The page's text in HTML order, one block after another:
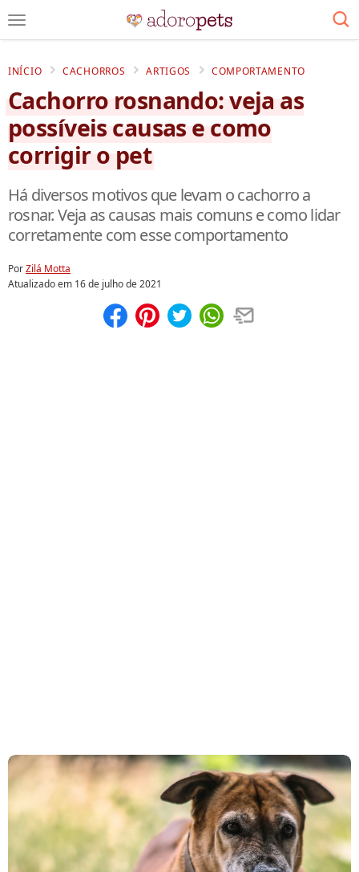
INÍCIO CACHORROS ARTIGOS COMPORTAMENTO
Cachorro rosnando: veja as
possíveis causas e como
corrigir o pet
Há diversos motivos que levam o cachorro a
rosnar. Veja as causas mais comuns e como lidar
corretamente com esse comportamento
PorZilá Motta
Atualizado em 16 de julho de 2021